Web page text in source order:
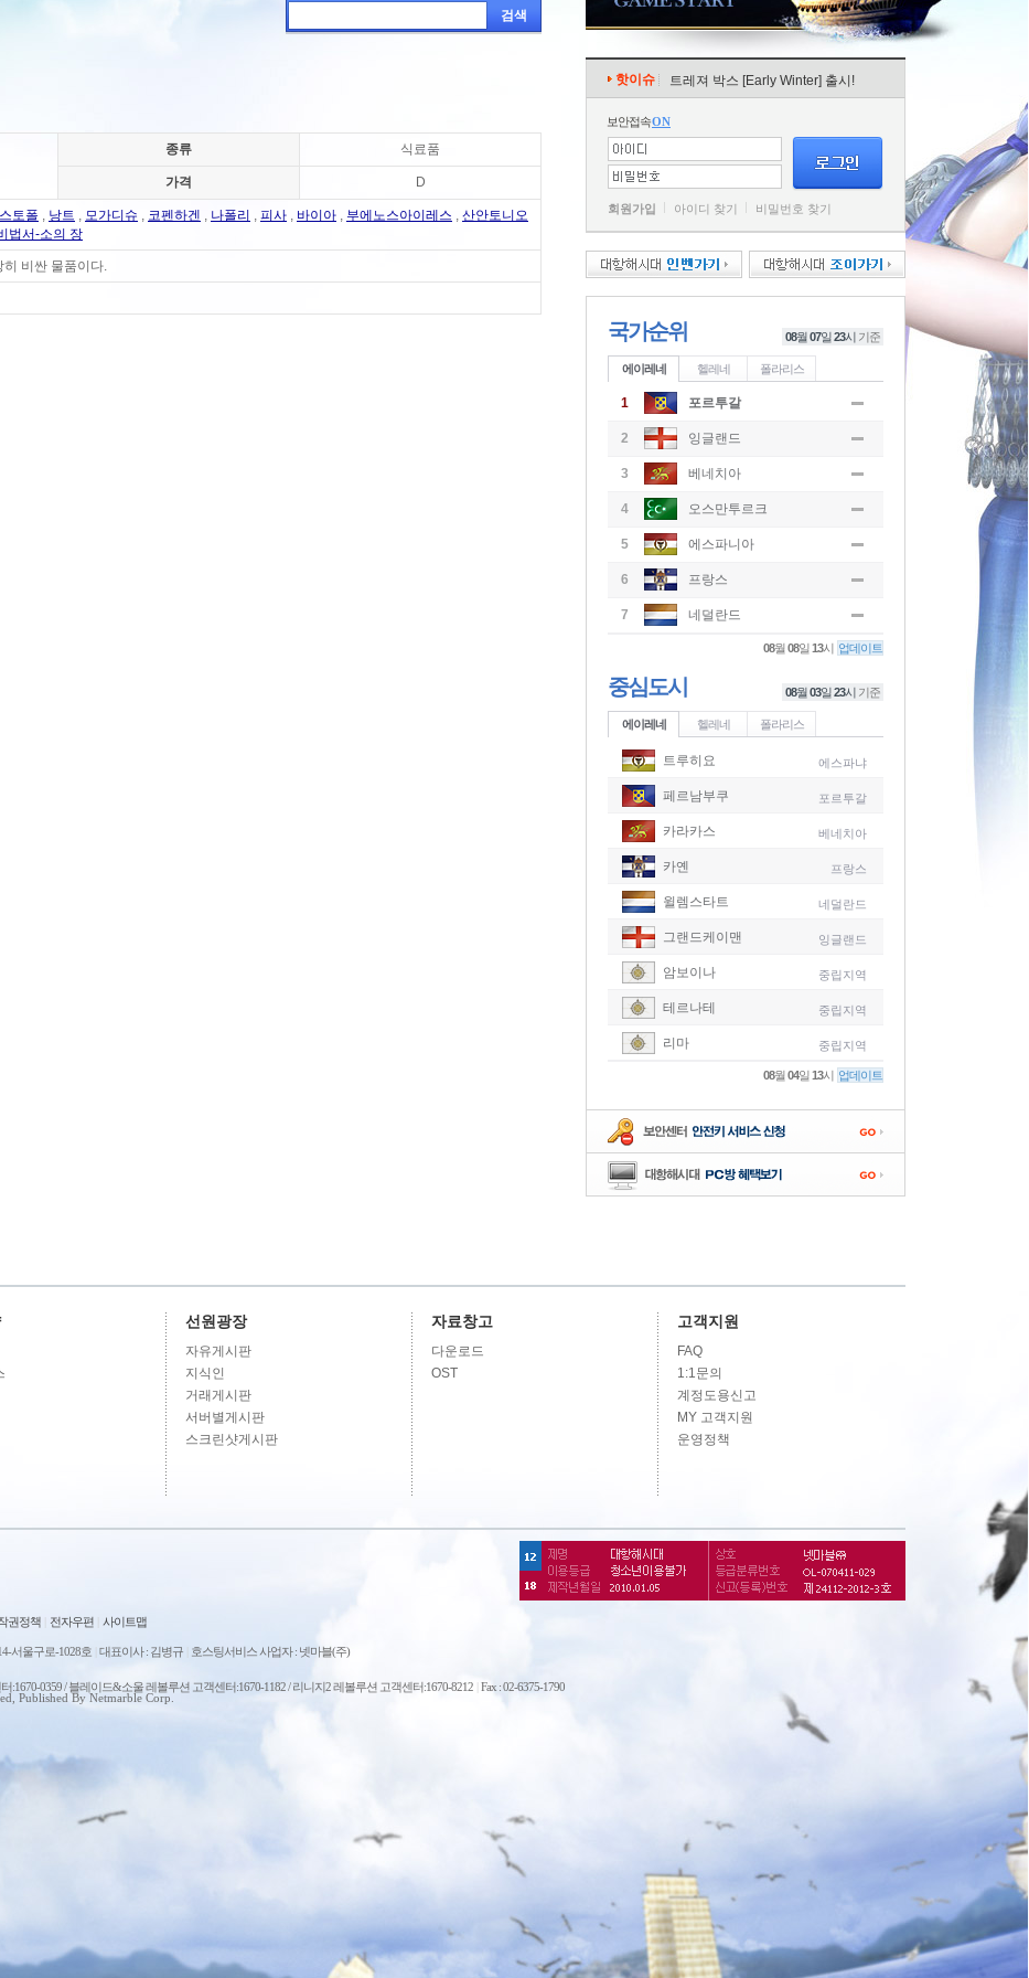
검색
종류 식료품
가격 D
토폴 , 낭트 , 모가디슈 , 코펜하겐 , 나폴리 , 피사 , 바이아 , 부에노스아이레스 , 산안토니오
법서-소의 장
히 비싼 물품이다.
핫이슈 트레져 박스 [Early Winter] 출시!
보안접속ON
회원가입 아이디 찾기 비밀번호 찾기
국가순위 08월 07일 23시 기준
에이레네 헬레네 폴라리스
1 포르투갈
2 잉글랜드
3 베네치아
4 오스만투르크
5 에스파니아
6 프랑스
-
7 네덜란드
08월08일13시 업데이트
중심도시 08월 03일 23시 기준
에이레네 헬레네 폴라리스
트루히요 에스파냐
페르남부쿠 포르투갈
카라카스 베네치아
카옌 프랑스
윌렘스타트 네덜란드
그랜드케이맨 잉글랜드
암보이나 중립지역
테르나테 중립지역
리마 중립지역
08월04일13시 업데이트
선원광장
자유게시판
지식인
거래게시판
서버별게시판
스크린샷게시판
자료창고
다운로드
OST
고객지원
FAQ
1:1문의
계정도용신고
MY 고객지원
운영정책
권정책 전자우편 사이트맵
서울구로-1028호 대표이사 : 김병규
호스팅서비스 사업자 : 넷마블(주)
:1670-0359 / 블레이드&소울 레볼루션 고객센터:1670-1182 / 리니지2 레볼루션 고객센터:1670-8212 Fax : 02-6375-1790
Published By Netmarble Corp.